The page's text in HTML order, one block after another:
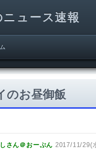
ニュース速報
のお昼御飯
さん＠おーぷん 2017/11/29(